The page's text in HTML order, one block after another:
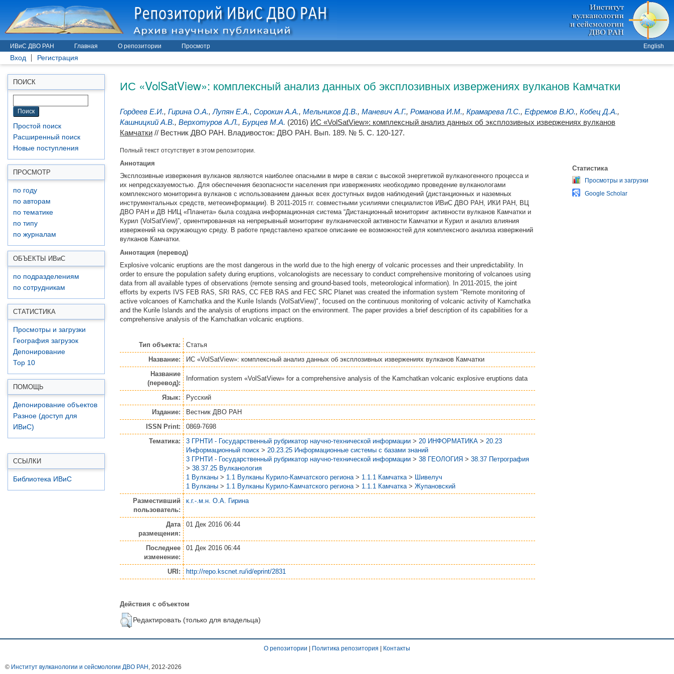
ИВиС ДВО РАН Главная О репозитории Просмотр English
Вход Регистрация
ПОИСК
Простой поиск
Расширенный поиск
Новые поступления
ПРОСМОТР
по году
по авторам
по тематике
по типу
по журналам
ОБЪЕКТЫ ИВиС
по подразделениям
по сотрудникам
СТАТИСТИКА
Просмотры и загрузки
География загрузок
Депонирование
Top 10
ПОМОЩЬ
Депонирование объектов
Разное (доступ для
ИВиС)
ССЫЛКИ
Библиотека ИВиС
ИС «VolSatView»: комплексный анализ данных об эксплозивных извержениях вулканов Камчатки
Гордеев Е.И., Гирина О.А.,Лупян Е.А., Сорокин А.А., Мельников Д.В., Маневич А.Г., Романова И.М., Крамарева Л.С., Ефремов В.Ю., Кобец Д.А.,
Кашницкий А.В., Верхотуров А.Л., Бурцев М.А. (2016) ИС «VolSatView»: комплексный анализ данных об эксплозивных извержениях вулканов
Камчатки // Вестник ДВО РАН. Владивосток: ДВО РАН. Вып. 189. № 5. С. 120-127.
Полный текст отсутствует в этом репозитории.
Аннотация
Эксплозивные извержения вулканов являются наиболее опасными в мире в связи с высокой энергетикой вулканогенного процесса и
их непредсказуемостью. Для обеспечения безопасности населения при извержениях необходимо проведение вулканологами
комплексного мониторинга вулканов с использованием данных всех доступных видов наблюдений (дистанционных и наземных
инструментальных средств, метеоинформации). В 2011-2015 гг. совместными усилиями специалистов ИВиС ДВО РАН, ИКИ РАН, ВЦ
ДВО РАН и ДВ НИЦ «Планета» была создана информационная система “Дистанционный мониторинг активности вулканов Камчатки и
Курил (VolSatView)”, ориентированная на непрерывный мониторинг вулканической активности Камчатки и Курил и анализ влияния
извержений на окружающую среду. В работе представлено краткое описание ее возможностей для комплексного анализа извержений
вулканов Камчатки.
Аннотация (перевод)
Explosive volcanic eruptions are the most dangerous in the world due to the high energy of volcanic processes and their unpredictability. In
order to ensure the population safety during eruptions, volcanologists are necessary to conduct comprehensive monitoring of volcanoes using
data from all available types of observations (remote sensing and ground-based tools, meteorological information). In 2011-2015, the joint
efforts by experts IVS FEB RAS, SRI RAS, CC FEB RAS and FEC SRC Planet was created the information system "Remote monitoring of
active volcanoes of Kamchatka and the Kurile Islands (VolSatView)", focused on the continuous monitoring of volcanic activity of Kamchatka
and the Kurile Islands and the analysis of eruptions impact on the environment. The paper provides a brief description of its capabilities for a
comprehensive analysis of the Kamchatkan volcanic eruptions.
Тип объекта:
Статья
Название:
ИС «VolSatView»: комплексный анализ данных об эксплозивных извержениях вулканов Камчатки
Название
(перевод):
Information system «VolSatView» for a comprehensive analysis of the Kamchatkan volcanic explosive eruptions data
Язык:
Русский
Издание:
Вестник ДВО РАН
ISSN Print:
0869-7698
Тематика:
3 ГРНТИ - Государственный рубрикатор научно-технической информации > 20 ИНФОРМАТИКА > 20.23
Информационный поиск > 20.23.25 Информационные системы с базами знаний
3 ГРНТИ - Государственный рубрикатор научно-технической информации > 38 ГЕОЛОГИЯ > 38.37 Петрография
> 38.37.25 Вулканология
1 Вулканы > 1.1 Вулканы Курило-Камчатского региона > 1.1.1 Камчатка > Шивелуч
1 Вулканы > 1.1 Вулканы Курило-Камчатского региона > 1.1.1 Камчатка > Жупановский
Разместивший
пользователь:
к.г.-.м.н. О.А. Гирина
Дата
размещения:
01 Дек 2016 06:44
Последнее
изменение:
01 Дек 2016 06:44
URI: http://repo.kscnet.ru/id/eprint/2831
Действия с объектом
Редактировать (только для владельца)
Статистика
Просмотры и загрузки
Google Scholar
О репозитории | Политика репозитория | Контакты
© Институт вулканологии и сейсмологии ДВО РАН , 2012-2026